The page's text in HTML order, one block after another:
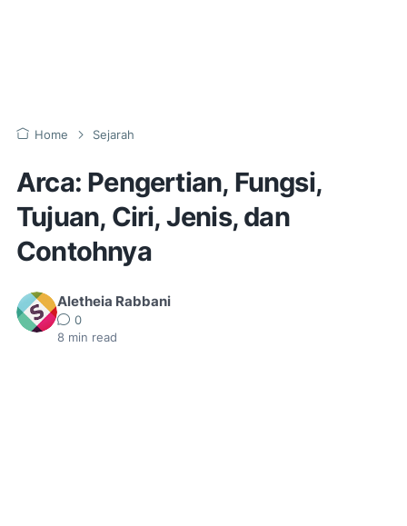
Home Sejarah
Arca: Pengertian, Fungsi,
Tujuan, Ciri, Jenis, dan
Contohnya
Aletheia Rabbani
0
8 min read